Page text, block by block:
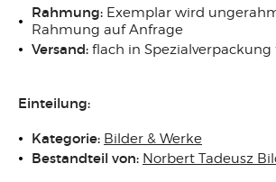
Rahmung: Exemplar wird
Rahmung auf Anfrage
Versand: flach in Spezialverpackung
Einteilung:
Kategorie: Bilder & Werke
Bestandteil von: Norbert Tadeusz